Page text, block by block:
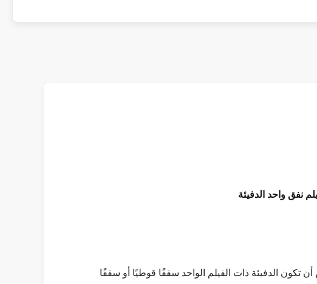
نفق واحد الدفيئة
الدفيئة ذات الفيلم الواحد سقفًا قوطيًا أو سقفًا